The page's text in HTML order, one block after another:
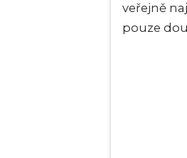
veřejně
pouze